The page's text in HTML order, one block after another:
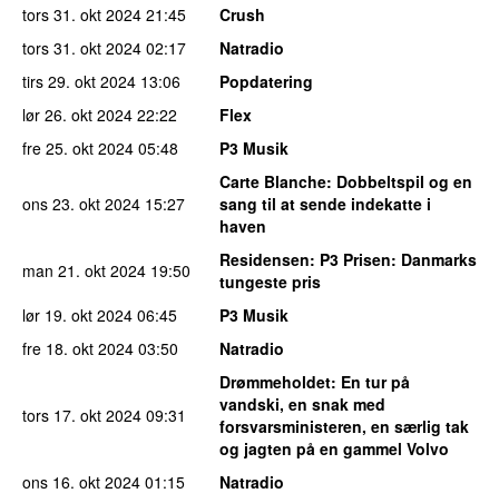
tors 31. okt 2024 21:45
Crush
tors 31. okt 2024 02:17
Natradio
tirs 29. okt 2024 13:06
Popdatering
lør 26. okt 2024 22:22
Flex
fre 25. okt 2024 05:48 P3 Musik
ons 23. okt 2024 15:27
Carte Blanche: Dobbeltspil og en
sang til at sende indekatte i
haven
man 21. okt 2024 19:50 Residensen: P3 Prisen: Danmarks
tungeste pris
lør 19. okt 2024 06:45
P3 Musik
fre 18. okt 2024 03:50 Natradio
tors 17. okt 2024 09:31
Drømmeholdet: En tur på
vandski, en snak med
forsvarsministeren, en særlig tak
og jagten på en gammel Volvo
ons 16. okt 2024 01:15
Natradio